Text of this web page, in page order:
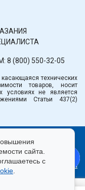
8 (800) 550-32-05
технических
товаров, носит
условиях не является
Статьи 437(2)
пользования
на
сайта.
с